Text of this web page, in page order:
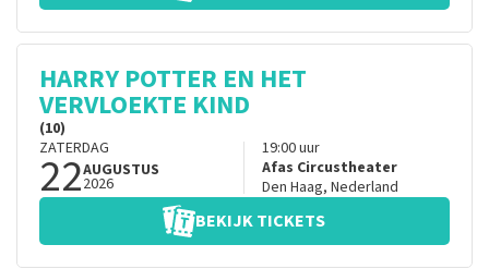
HARRY POTTER EN HET
VERVLOEKTE KIND
(10)
ZATERDAG
22AUGUSTUS
2026
19:00uur
Afas Circustheater
Den Haag, Nederland
BEKIJK TICKETS